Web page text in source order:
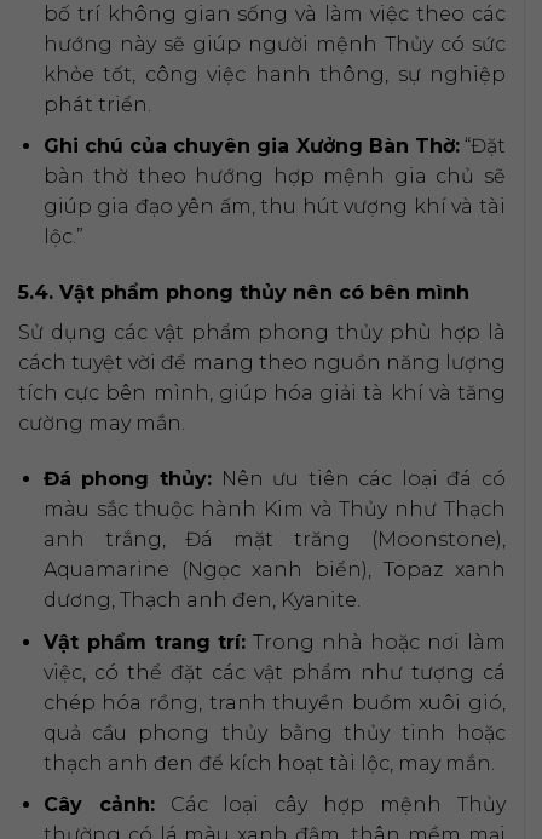
bố trí không gian sống và làm việc theo các
hướng này sẽ giúp người mệnh Thủy có sức
khỏe tốt, công việc hanh thông, sự nghiệp
phát triển.
Ghi chú của chuyên gia Xưởng Bàn Thờ:“Đặt
bàn thờ theo hướng hợp mệnh gia chủ sẽ
giúp gia đạo yên ấm, thu hút vượng khí và tài
lộc.”
5.4. Vật phẩm phong thủy nên có bên mình
Sử dụng các vật phẩm phong thủy phù hợp là
cách tuyệt vời để mang theo nguồn năng lượng
tích cực bên mình, giúp hóa giải tà khí và tăng
cường may mắn.
Đá phong thủy:Nên ưu tiên các loại đá có
màu sắc thuộc hành Kim và Thủy như Thạch
anh trắng, Đá mặt trăng (Moonstone),
Aquamarine (Ngọc xanh biển), Topaz xanh
dương, Thạch anh đen, Kyanite.
Vật phẩm trang trí: Trong nhà hoặc nơi làm
việc, có thể đặt các vật phẩm như tượng cá
chép hóa rồng, tranh thuyền buồm xuôi gió,
quả cầu phong thủy bằng thủy tinh hoặc
thạch anh đen để kích hoạt tài lộc, may mắn.
Cây cảnh:Các loại cây hợp mệnh Thủy